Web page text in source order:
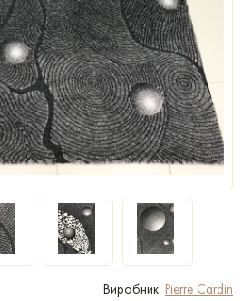
Виробник: Pierre Cardin